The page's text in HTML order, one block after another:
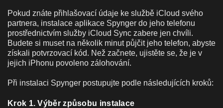
Pokud znáte přihlašovací údaje ke službě iCloud svého
partnera, instalace aplikace Spynger do jeho telefonu
prostřednictvím služby iCloud Sync zabere jen chvíli.
Budete si muset na několik minut půjčit jeho telefon, abyste
získali potvrzovací kód. Než začnete, ujistěte se, že je v
jejich iPhonu povoleno zálohování.
Při instalaci Spynger postupujte podle následujících kroků:
Krok 1. Výběr způsobu instalace